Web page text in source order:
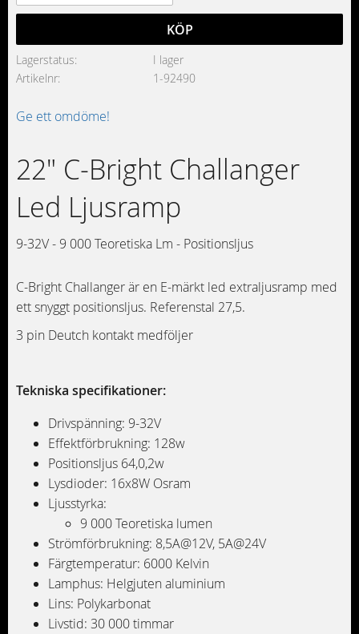
KÖP
Lagerstatus
I lager
Artikelnr
1-92490
Ge ett omdöme!
22" C-Bright Challanger
Led Ljusramp
9-32V - 9 000 Teoretiska Lm - Positionsljus
C-Bright Challanger är en E-märkt led extraljusramp med
ett snyggt positionsljus. Referenstal 27,5.
3 pin Deutch kontakt medföljer
Tekniska specifikationer:
Drivspänning: 9-32V
Effektförbrukning: 128w
Positionsljus 64,0,2w
Lysdioder: 16x8W Osram
Ljusstyrka:
9 000 Teoretiska lumen
Strömförbrukning: 8,5A@12V, 5A@24V
Färgtemperatur: 6000 Kelvin
Lamphus: Helgjuten aluminium
Lins: Polykarbonat
Livstid: 30 000 timmar